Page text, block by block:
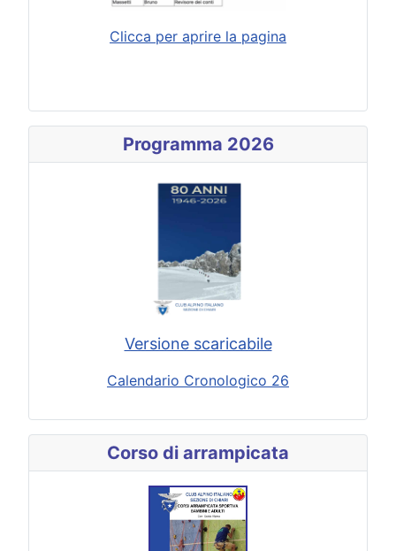
Clicca per aprire la pagina
Programma 2026
Versione scaricabile
Calendario Cronologico 26
Corso di arrampicata